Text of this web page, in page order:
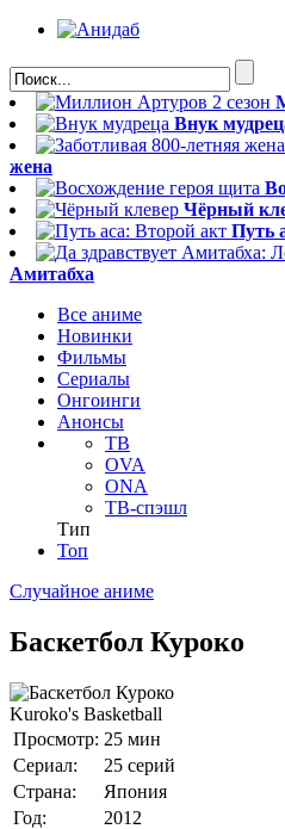
Внук
жена
Чёрный
Путь
Амитабха
Все аниме
Новинки
Фильмы
Сериалы
Онгоинги
Анонсы
ТВ
OVA
ONA
ТВ-спэшл
Тип
Топ
Случайное аниме
Баскетбол Куроко
Kuroko's Basketball
Просмотр: 25 мин
Сериал:
25 серий
Страна:
Япония
Год:
2012